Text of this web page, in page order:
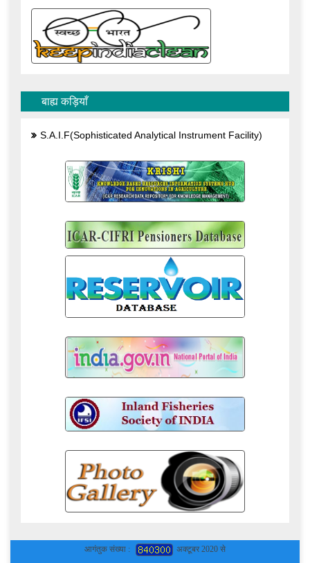
बाह्य कड़ियाँ
S.A.I.F(Sophisticated Analytical Instrument Facility)
आगंतुक संख्या : अक्टूबर 2020 से